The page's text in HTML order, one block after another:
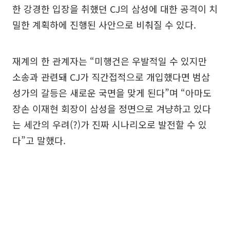
한 강경한 입장을 취했던 CJ의 삼성에 대한 공격이 치
밀한 계획하에 진행된 사안으로 비춰질 수 있다.
재계의 한 관계자는 “미행건은 우발적일 수 있지만
소송과 관련돼 CJ가 직간접적으로 개입했다면 범삼
성가의 갈등은 새로운 국면을 맞게 된다”며 “아마도
장손 이재현 회장이 삼성을 정면으로 겨냥하고 있다
는 세간의 우려(?)가 진짜 시나리오로 발전할 수 있
다”고 말했다.